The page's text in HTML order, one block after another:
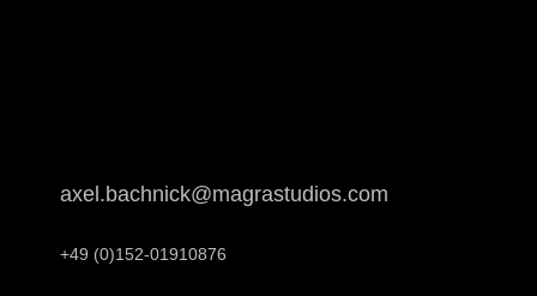
axel.bachnick@magrastudios.com
+49 (0)152-01910876